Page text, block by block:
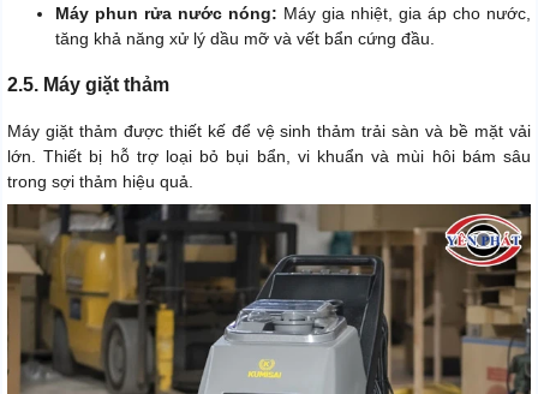
Máy phun rửa nước nóng: Máy gia nhiệt, gia áp cho nước,
tăng khả năng xử lý dầu mỡ và vết bẩn cứng đầu.
2.5. Máy giặt thảm
Máy giặt thảm được thiết kế để vệ sinh thảm trải sàn và bề mặt vải
lớn. Thiết bị hỗ trợ loại bỏ bụi bẩn, vi khuẩn và mùi hôi bám sâu
trong sợi thảm hiệu quả.